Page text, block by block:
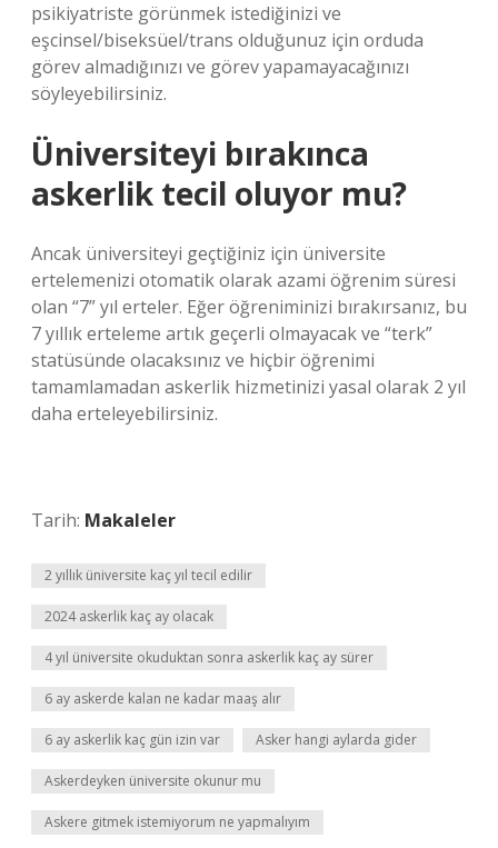
psikiyatriste görünmek istediğinizi ve
eşcinsel/biseksüel/trans olduğunuz için orduda
görev almadığınızı ve görev yapamayacağınızı
söyleyebilirsiniz.
Üniversiteyi bırakınca
askerlik tecil oluyor mu?
Ancak üniversiteyi geçtiğiniz için üniversite
ertelemenizi otomatik olarak azami öğrenim süresi
olan “7” yıl erteler. Eğer öğreniminizi bırakırsanız, bu
7 yıllık erteleme artık geçerli olmayacak ve “terk”
statüsünde olacaksınız ve hiçbir öğrenimi
tamamlamadan askerlik hizmetinizi yasal olarak 2 yıl
daha erteleyebilirsiniz.
Tarih: Makaleler
2 yıllık üniversite kaç yıl tecil edilir
2024 askerlik kaç ay olacak
4 yıl üniversite okuduktan sonra askerlik kaç ay sürer
6 ay askerde kalan ne kadar maaş alır
6 ay askerlik kaç gün izin var Asker hangi aylarda gider
Askerdeyken üniversite okunur mu
Askere gitmek istemiyorum ne yapmalıyım